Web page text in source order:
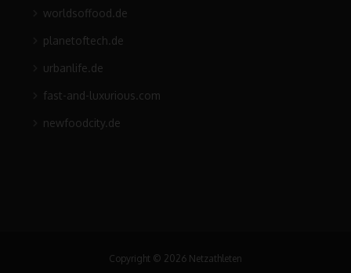
worldsoffood.de
planetoftech.de
urbanlife.de
fast-and-luxurious.com
newfoodcity.de
Copyright © 2026 Netzathleten